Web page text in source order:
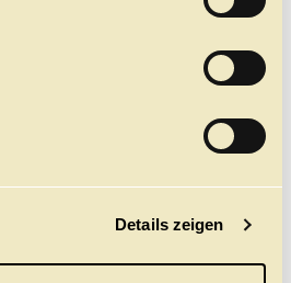
Details zeigen
LINDSEY
REYNOLDS